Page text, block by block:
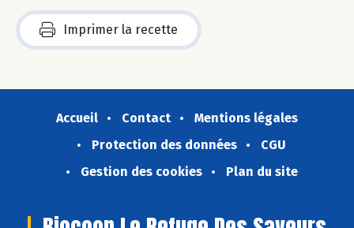
Imprimer la recette
Accueil Contact
Mentions légales
Protection des données
CGU
Gestion des cookies
Plan du site